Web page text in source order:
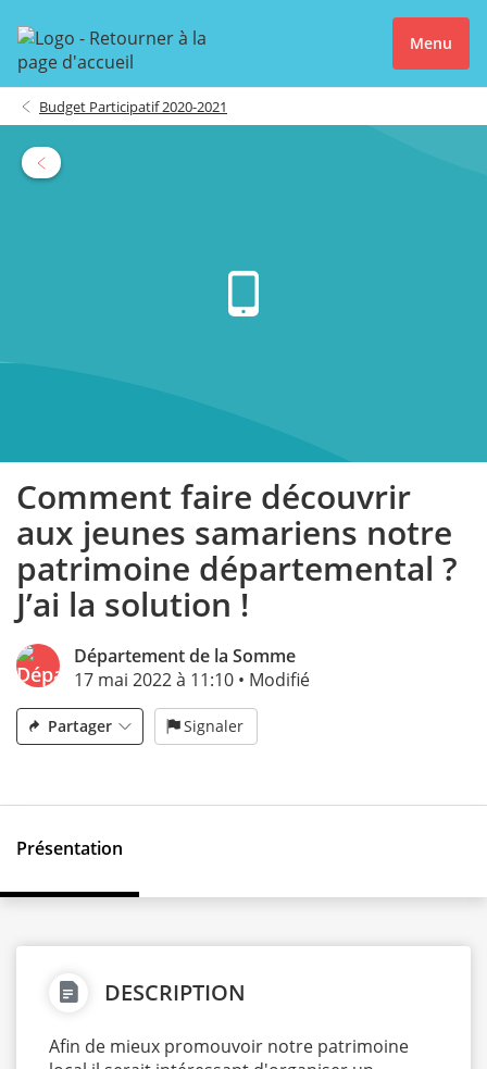
Menu
Budget Participatif 2020-2021
Comment faire découvrir
aux jeunes samariens notre
patrimoine départemental ?
J’ai la solution !
Département de la Somme
17 mai 2022 à 11:10 • Modifié
Partager Signaler
Présentation
DESCRIPTION
Afin de mieux promouvoir notre patrimoine